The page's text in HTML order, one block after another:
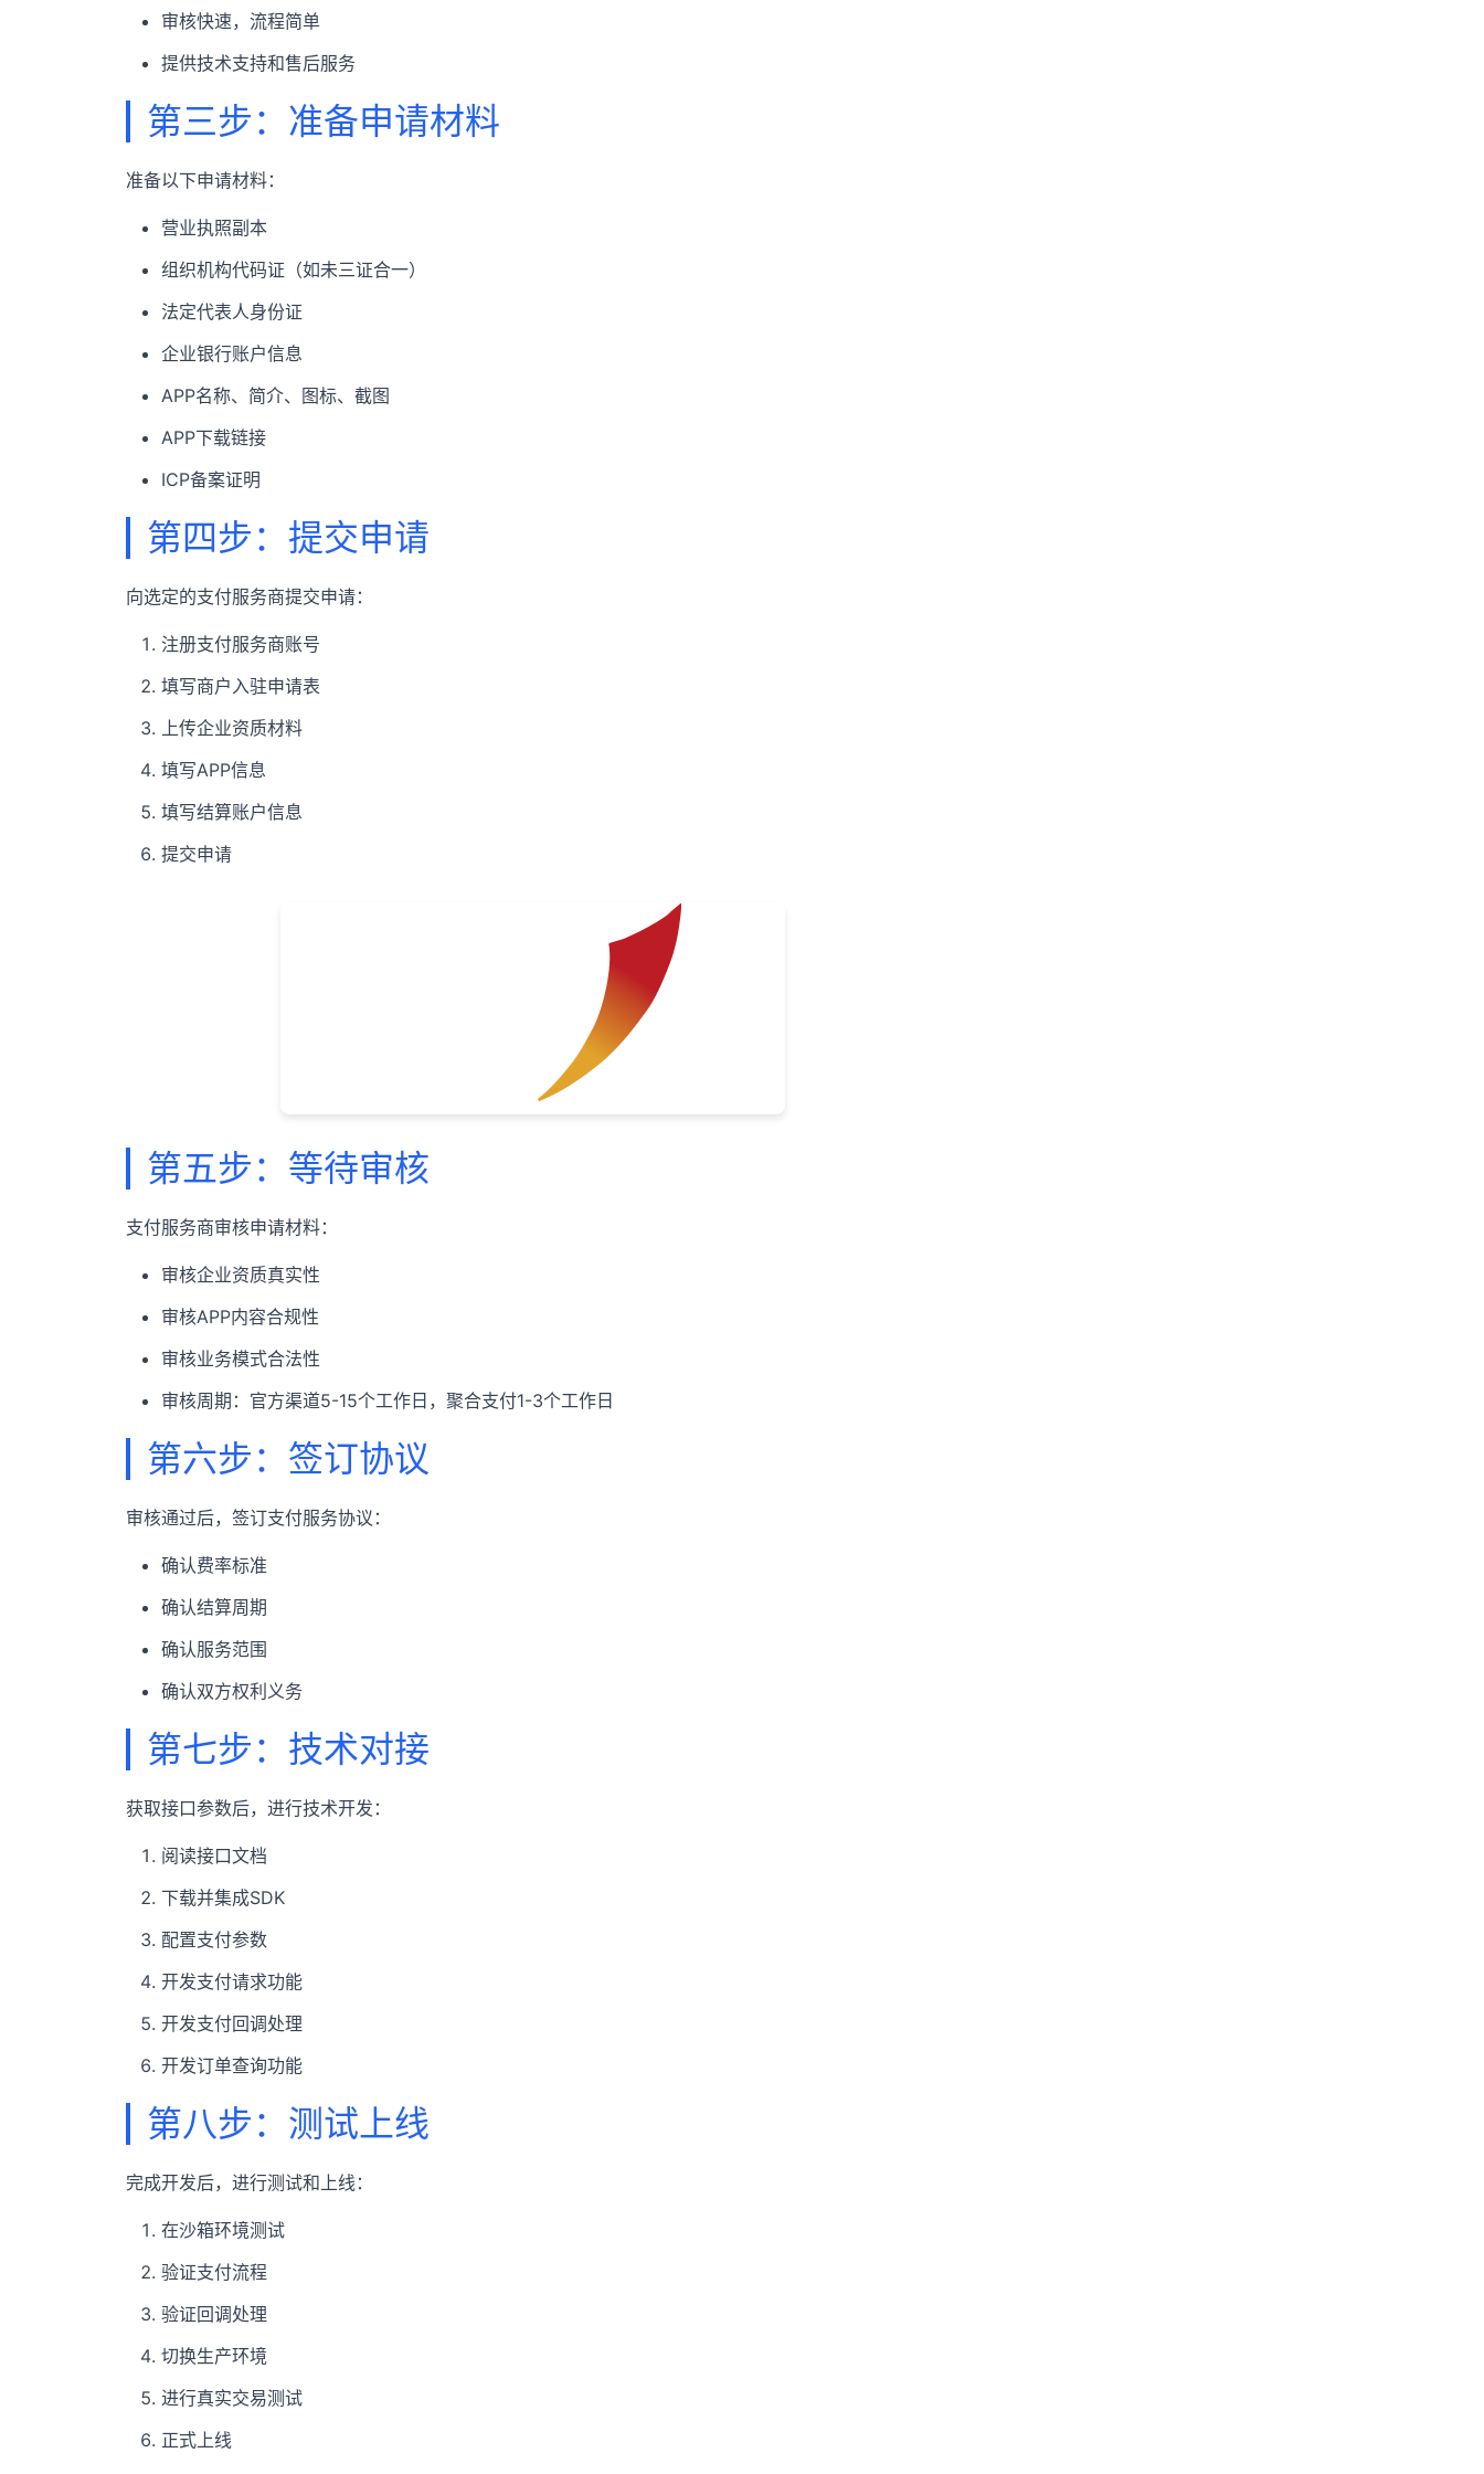
审核快速，流程简单
提供技术支持和售后服务
第三步：准备申请材料
准备以下申请材料：
营业执照副本
组织机构代码证（如未三证合一）
法定代表人身份证
企业银行账户信息
APP名称、简介、图标、截图
APP下载链接
ICP备案证明
第四步：提交申请
向选定的支付服务商提交申请：
注册支付服务商账号
填写商户入驻申请表
上传企业资质材料
填写APP信息
填写结算账户信息
提交申请
第五步：等待审核
支付服务商审核申请材料：
审核企业资质真实性
审核APP内容合规性
审核业务模式合法性
审核周期：官方渠道5-15个工作日，聚合支付1-3个工作日
第六步：签订协议
审核通过后，签订支付服务协议：
确认费率标准
确认结算周期
确认服务范围
确认双方权利义务
第七步：技术对接
获取接口参数后，进行技术开发：
阅读接口文档
下载并集成SDK
配置支付参数
开发支付请求功能
开发支付回调处理
开发订单查询功能
第八步：测试上线
完成开发后，进行测试和上线：
在沙箱环境测试
验证支付流程
验证回调处理
切换生产环境
进行真实交易测试
正式上线